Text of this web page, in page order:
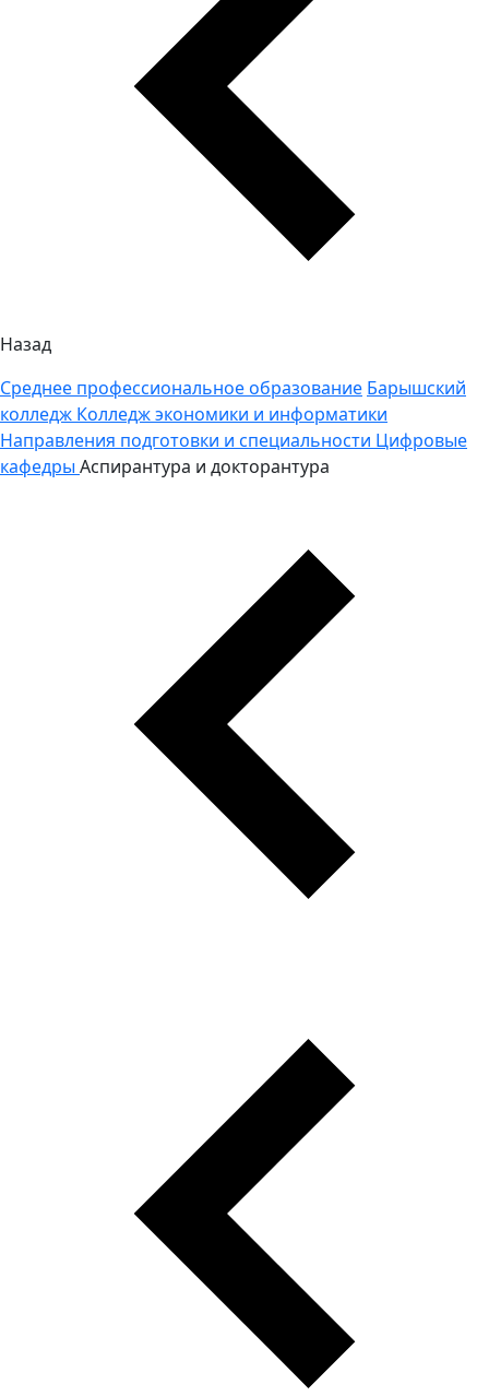
Назад
Среднее профессиональное образование Барышский
колледж Колледж экономики и информатики
Направления подготовки и специальности Цифровые
кафедры Аспирантура и докторантура